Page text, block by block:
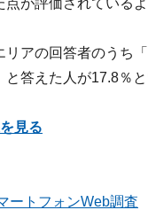
が評価されているよ
アの回答者のうち
答えた人が17.8％
見る
ートフォンWeb調査